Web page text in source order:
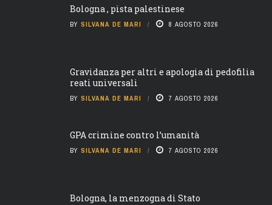
Bologna , pista palestinese
BY SILVANA DE MARI 8 AGOSTO 2026
Gravidanza per altri e apologia di pedofilia
reati universali
BY SILVANA DE MARI 7 AGOSTO 2026
GPA crimine contro l’umanità
BY SILVANA DE MARI 7 AGOSTO 2026
Bologna, la menzogna di Stato